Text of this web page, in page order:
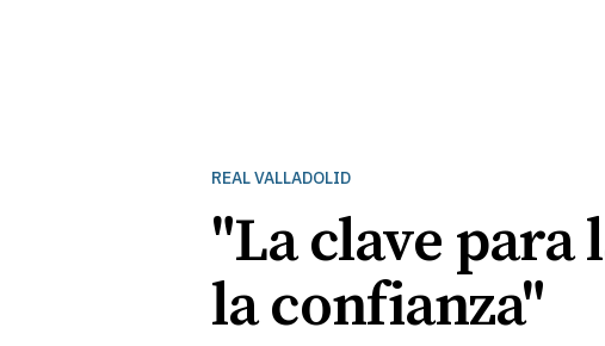
REAL VALLADOLID
"La clave para
la confianza"